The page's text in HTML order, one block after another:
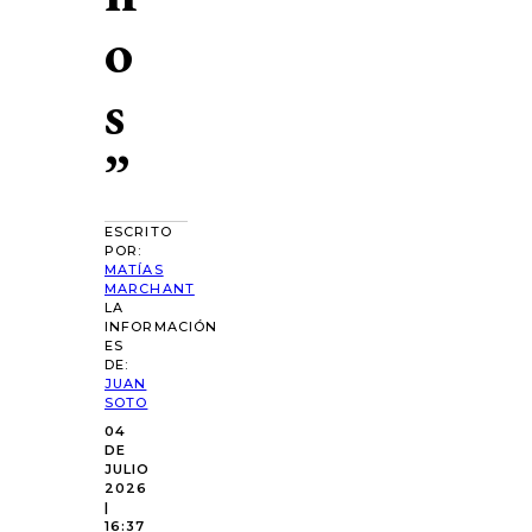
o
s
”
ESCRITO
POR:
MATÍAS
MARCHANT
LA
INFORMACIÓN
ES
DE:
JUAN
SOTO
04
DE
JULIO
2026
|
16:37